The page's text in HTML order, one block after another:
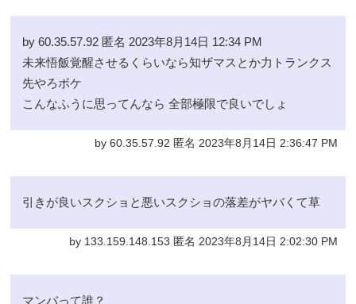
by 60.35.57.92 匿名 2023年8月14日 12:34 PM
未来悟飯覚醒させるくらいなら知ザマスとか力トランクス
先やろボケ
こんなふうに思ってんなら 全部極限で良いでしょ
by 60.35.57.92 匿名 2023年8月14日 2:36:47 PM
引きが良いスクショと悪いスクショの落差がヤバくて草
by 133.159.148.153 匿名 2023年8月14日 2:02:30 PM
マンバって誰？